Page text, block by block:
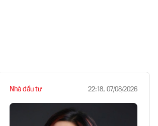
Nhà đầu tư 22:18, 07/08/2026